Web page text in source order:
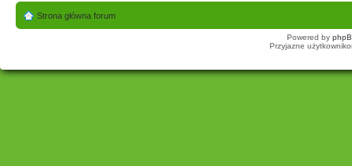
Strona główna forum
Powered by
Przyjazne